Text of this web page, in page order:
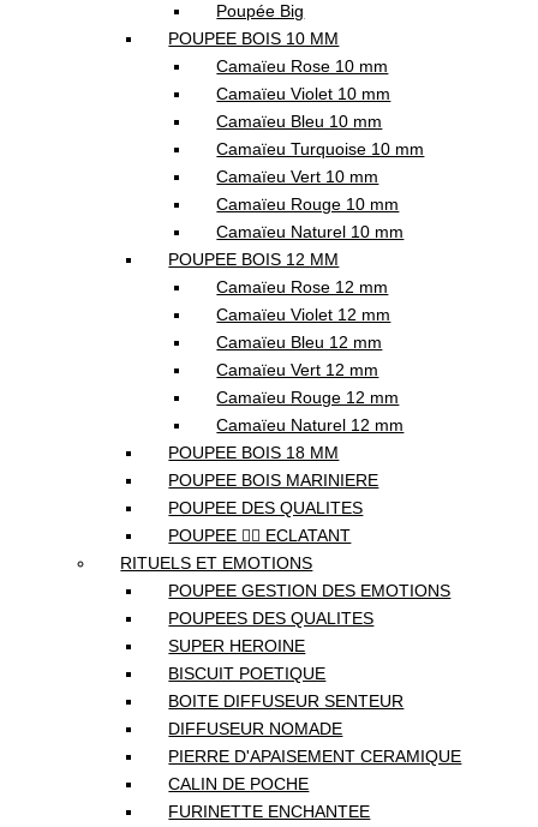
Poupée Big
POUPEE BOIS 10 MM
Camaïeu Rose 10 mm
Camaïeu Violet 10 mm
Camaïeu Bleu 10 mm
Camaïeu Turquoise 10 mm
Camaïeu Vert 10 mm
Camaïeu Rouge 10 mm
Camaïeu Naturel 10 mm
POUPEE BOIS 12 MM
Camaïeu Rose 12 mm
Camaïeu Violet 12 mm
Camaïeu Bleu 12 mm
Camaïeu Vert 12 mm
Camaïeu Rouge 12 mm
Camaïeu Naturel 12 mm
POUPEE BOIS 18 MM
POUPEE BOIS MARINIERE
POUPEE DES QUALITES
POUPEE ❤️‍🔥 ECLATANT
RITUELS ET EMOTIONS
POUPEE GESTION DES EMOTIONS
POUPEES DES QUALITES
SUPER HEROINE
BISCUIT POETIQUE
BOITE DIFFUSEUR SENTEUR
DIFFUSEUR NOMADE
PIERRE D'APAISEMENT CERAMIQUE
CALIN DE POCHE
FURINETTE ENCHANTEE